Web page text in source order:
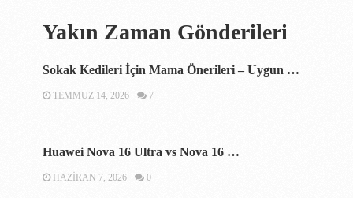
Yakın Zaman Gönderileri
Sokak Kedileri İçin Mama Önerileri – Uygun …
TEMMUZ 14, 2026 7
Huawei Nova 16 Ultra vs Nova 16 …
HAZIRAN 7, 2026 0